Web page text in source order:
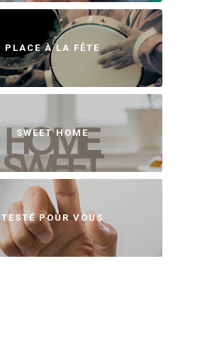
PLACE À LA FÊTE
SWEET HOME
TESTÉ POUR VOUS